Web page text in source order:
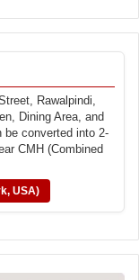
Rawalpindi,
Dining Area, and
be converted into 2-
CMH (Combined
USA)